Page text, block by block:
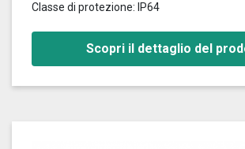
Classe di protezione: IP64
Scopri il dettaglio del